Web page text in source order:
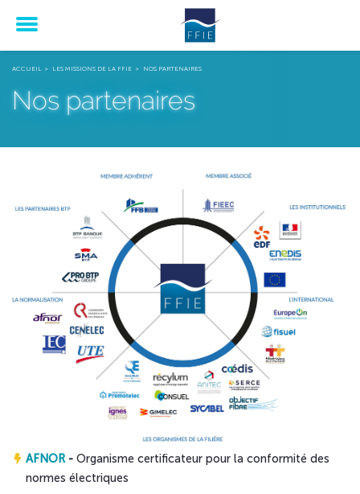
ACCUEIL
LES MISSIONS DE LA FFIE NOS PARTENAIRES
Nos partenaires
AFNOR - Organisme certificateur pour la conformité des
normes électriques